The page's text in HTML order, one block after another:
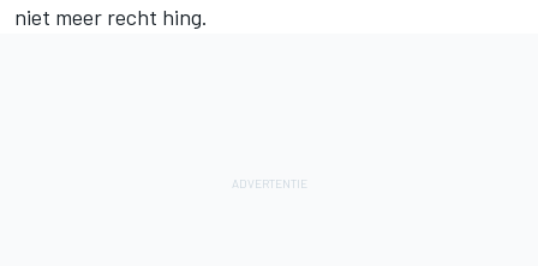
niet meer recht hing.